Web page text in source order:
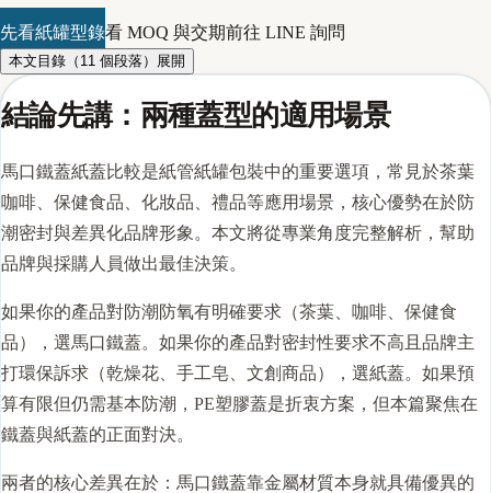
先看紙罐型錄看 MOQ 與交期前往 LINE 詢問
本文目錄（ 11 個段落） 展開
結論先講：兩種蓋型的適用場景
馬口鐵蓋紙蓋比較是紙管紙罐包裝中的重要選項，常見於茶葉
咖啡、保健食品、化妝品、禮品等應用場景，核心優勢在於防
潮密封與差異化品牌形象。本文將從專業角度完整解析，幫助
品牌與採購人員做出最佳決策。
如果你的產品對防潮防氧有明確要求（茶葉、咖啡、保健食
品），選馬口鐵蓋。如果你的產品對密封性要求不高且品牌主
打環保訴求（乾燥花、手工皂、文創商品），選紙蓋。如果預
算有限但仍需基本防潮，PE塑膠蓋是折衷方案，但本篇聚焦在
鐵蓋與紙蓋的正面對決。
兩者的核心差異在於：馬口鐵蓋靠金屬材質本身就具備優異的